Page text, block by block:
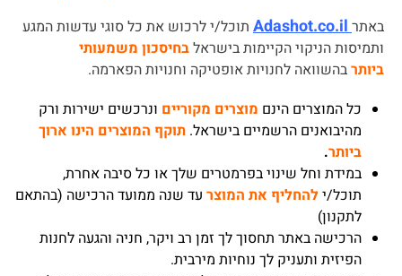
באתרAdashot.co.ilתוכל/י לרכוש את כל סוגי עדשות המגע
ותמיסות הניקוי הקיימות בישראלבחיסכון משמעותי
ביותרבהשוואה לחנויות אופטיקה וחנויות הפארמה.
כל המוצרים הינם מוצרים מקורייםונרכשים ישירות ורק
מהיבואנים הרשמיים בישראל. תוקף המוצרים הינו ארוך
ביותר.
במידת וחל שינוי בפרמטרים שלך או כל סיבה אחרת,
תוכל/ילהחליף את המוצרעד שנה ממועד הרכישה (בהתאם
לתקנון)
הרכישה באתר תחסוך לך זמן רב ויקר, חניה והגעה לחנות
הפיזית ותעניק לך נוחיות מירבית.